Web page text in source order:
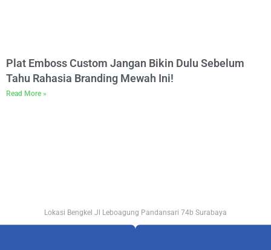
Plat Emboss Custom Jangan Bikin Dulu Sebelum
Tahu Rahasia Branding Mewah Ini!
Read More »
Lokasi Bengkel Jl Leboagung Pandansari 74b Surabaya